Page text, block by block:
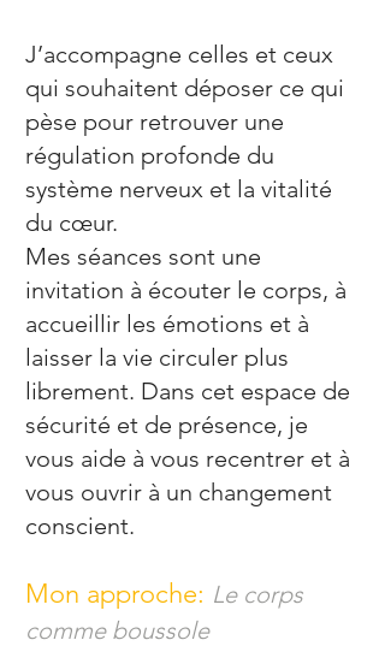
J’accompagne celles et ceux
qui souhaitent déposer ce qui
pèse pour retrouver une
régulation profonde du
système nerveux et la vitalité
du cœur.
Mes séances sont une
invitation à écouter le corps, à
accueillir les émotions et à
laisser la vie circuler plus
librement. Dans cet espace de
sécurité et de présence, je
vous aide à vous recentrer et à
vous ouvrir à un changement
conscient.
Mon approche: Le corps
comme boussole